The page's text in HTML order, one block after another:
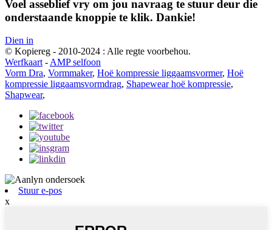
Voel asseblief vry om jou navraag te stuur deur die
onderstaande knoppie te klik. Dankie!
Dien in
© Kopiereg - 2010-2024 : Alle regte voorbehou.
Werfkaart-AMP selfoon
Vorm Dra, Vormmaker, Hoë kompressie liggaamsvormer, Hoë
kompressie liggaamsvormdrag, Shapewear hoë kompressie,
Shapwear,
Stuur e-pos
x